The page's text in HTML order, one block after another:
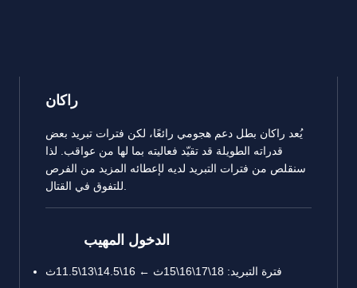
راكان
يُعد راكان بطل دعم هجومي رائعًا، لكن فترات تبريد بعض
قدراته الطويلة قد تقيّد فعاليته بما لها من عواقب. لذا
سنقلص من فترات التبريد لديه لإعطائه المزيد من الفرص
الدخول المهيب
فترة التبريد: 18\17\16\15ث ← 16\14.5\13\11.5ث